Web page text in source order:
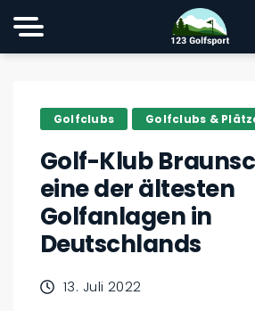
Golfclubs Golfclubs &
Golf-Klub
eine der ältesten
Golfanlagen in
Deutschlands
13. Juli 2022